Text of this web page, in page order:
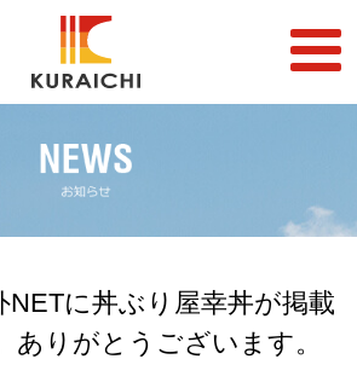
FRANCHISE
店舗一覧
丼店一覧
DON STORE
COMPANY
採用情報
RECRUIT
に丼ぶり屋幸丼が掲載
ありがとうございます。